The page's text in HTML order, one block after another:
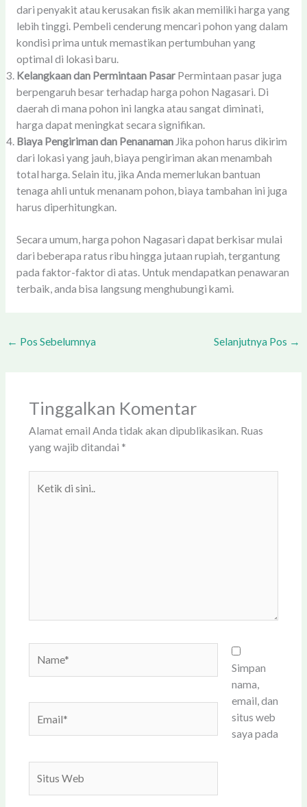
dari penyakit atau kerusakan fisik akan memiliki harga yang
lebih tinggi. Pembeli cenderung mencari pohon yang dalam
kondisi prima untuk memastikan pertumbuhan yang
optimal di lokasi baru.
Kelangkaan dan Permintaan PasarPermintaan pasar juga
berpengaruh besar terhadap harga pohon Nagasari. Di
daerah di mana pohon ini langka atau sangat diminati,
harga dapat meningkat secara signifikan.
Biaya Pengiriman dan PenanamanJika pohon harus dikirim
dari lokasi yang jauh, biaya pengiriman akan menambah
total harga. Selain itu, jika Anda memerlukan bantuan
tenaga ahli untuk menanam pohon, biaya tambahan ini juga
harus diperhitungkan.
Secara umum, harga pohon Nagasari dapat berkisar mulai
dari beberapa ratus ribu hingga jutaan rupiah, tergantung
pada faktor-faktor di atas. Untuk mendapatkan penawaran
terbaik, anda bisa langsung menghubungi kami.
← Pos Sebelumnya Selanjutnya Pos →
Tinggalkan Komentar
Alamat email Anda tidak akan dipublikasikan. Ruas
yang wajib ditandai *
Web
Simpan
nama,
email, dan
situs web
saya pada